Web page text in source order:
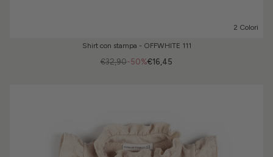
2 Colori
Shirt con stampa - OFFWHITE 111
-50%
€32,90 €16,45